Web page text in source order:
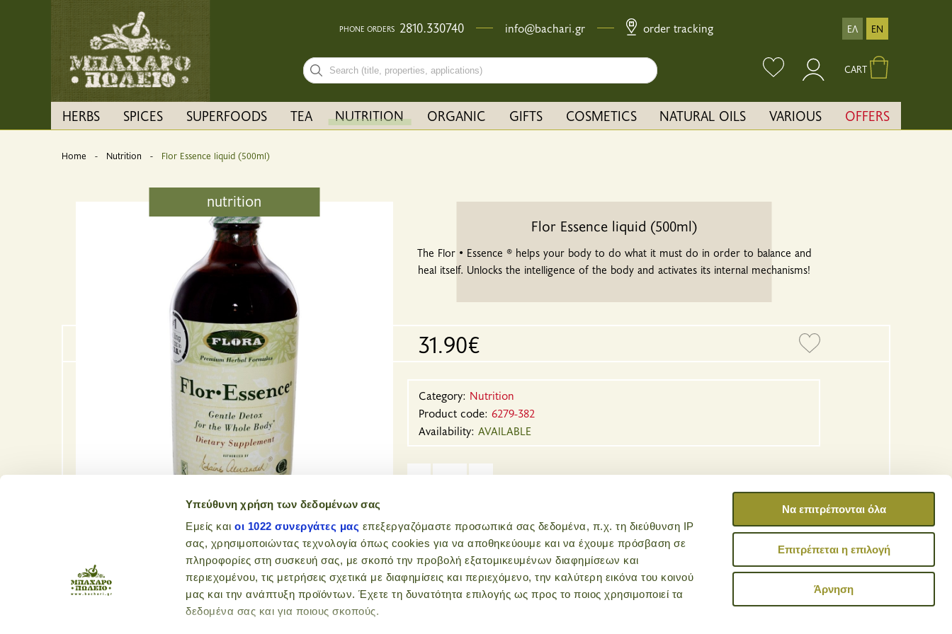
Υπεύθυνη χρήση των δεδομένων σας
Εμείς και οι 1022 συνεργάτες μας επεξεργαζόμαστε προσωπικά σας δεδομένα, π.χ. τη διεύθυνση IP
σας, χρησιμοποιώντας τεχνολογία όπως cookies για να αποθηκεύουμε και να έχουμε πρόσβαση σε
πληροφορίες στη συσκευή σας, με σκοπό την προβολή εξατομικευμένων διαφημίσεων και
περιεχομένου, τις μετρήσεις σχετικά με διαφημίσεις και περιεχόμενο, την καλύτερη εικόνα του κοινού
μας και την ανάπτυξη προϊόντων. Έχετε τη δυνατότητα επιλογής ως προς το ποιος χρησιμοποιεί τα
δεδομένα σας και για ποιους σκοπούς.
Να επιτρέπονται όλα
Επιτρέπεται η επιλογή
Άρνηση
PHONE ORDERS 2810.330740 info@bachari.gr order tracking ΕΛ EN
Search bar input field CART
HERBS SPICES SUPERFOODS TEA NUTRITION ORGANIC GIFTS COSMETICS NATURAL OILS VARIOUS OFFERS
Home Nutrition Current:
Flor Essence liquid (500ml)
nutrition
Flor Essence liquid (500ml)
The Flor • Essence ® helps your body to do what it must do in order to balance and
heal itself. Unlocks the intelligence of the body and activates its internal mechanisms!
31.90€
Category: Nutrition
Product code: 6279-382
Availability: AVAILABLE
add to cart